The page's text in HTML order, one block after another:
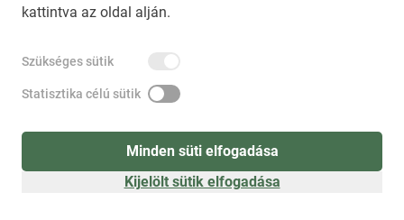
kattintva az oldal alján.
Szükséges sütik
Statisztika célú sütik
Minden süti elfogadása
Kijelölt sütik elfogadása